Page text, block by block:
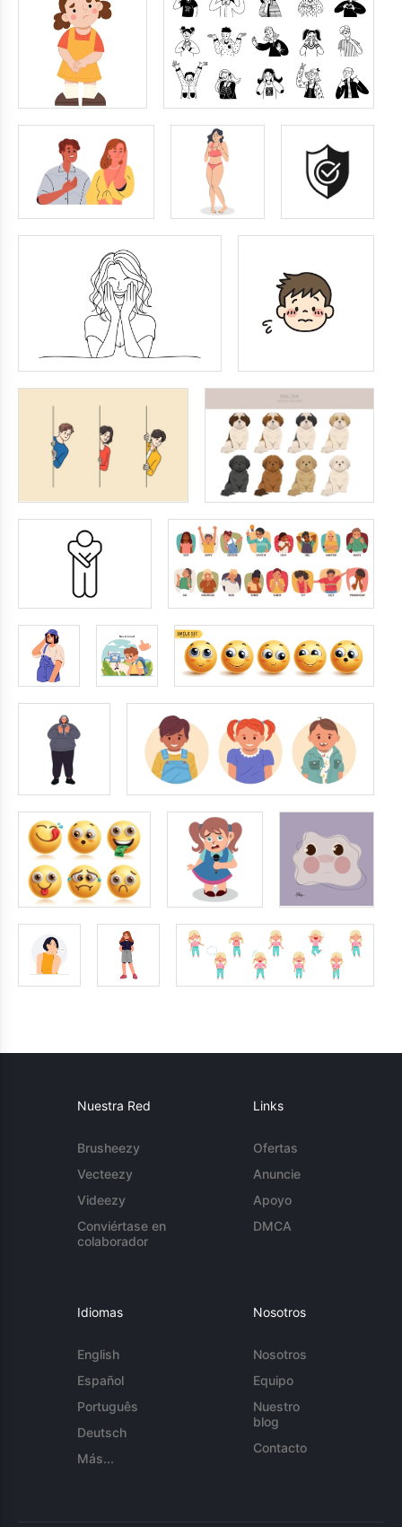
Nuestra Red
Brusheezy
Vecteezy
Videezy
Conviértase en
colaborador
Links
Ofertas
Anuncie
Apoyo
DMCA
Idiomas
English
Español
Português
Deutsch
Más...
Nosotros
Nosotros
Equipo
Nuestro
blog
Contacto